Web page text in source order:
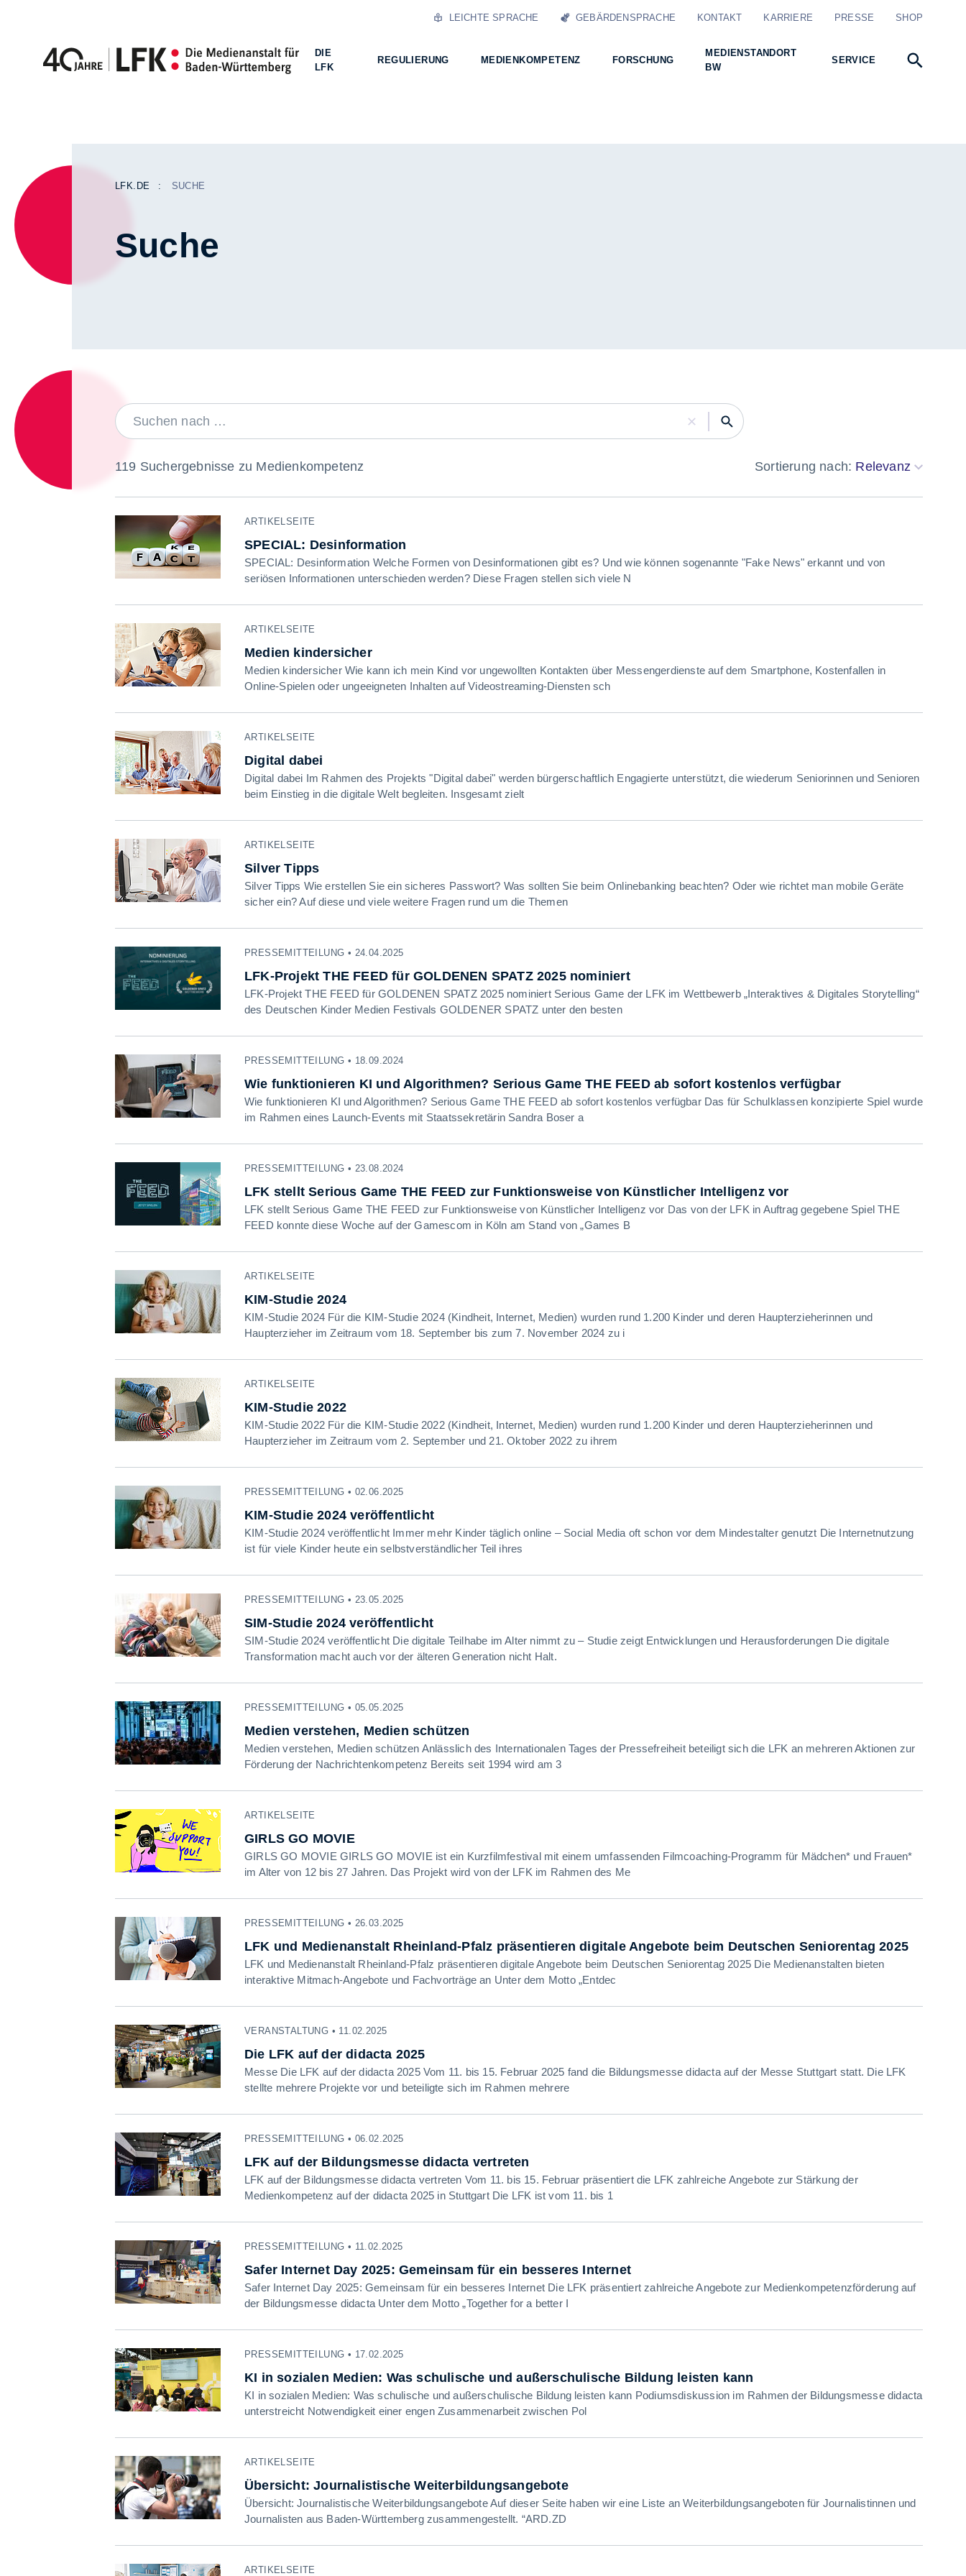
DIE
LFK
REGULIERUNG MEDIENKOMPETENZ FORSCHUNG
MEDIENSTANDORT
BW
SERVICE
LEICHTE SPRACHE GEBÄRDENSPRACHE KONTAKT KARRIERE PRESSE SHOP
LFK.DE SUCHE
Suche
LABEL
119 Suchergebnisse zu Medienkompetenz Sortierung nach: Relevanz
ARTIKELSEITE
SPECIAL: Desinformation
SPECIAL: Desinformation Welche Formen von Desinformationen gibt es? Und wie können sogenannte "Fake News" erkannt und von
seriösen Informationen unterschieden werden? Diese Fragen stellen sich viele N
ARTIKELSEITE
Medien kindersicher
Medien kindersicher Wie kann ich mein Kind vor ungewollten Kontakten über Messengerdienste auf dem Smartphone, Kostenfallen in
Online-Spielen oder ungeeigneten Inhalten auf Videostreaming-Diensten sch
ARTIKELSEITE
Digital dabei
Digital dabei Im Rahmen des Projekts "Digital dabei" werden bürgerschaftlich Engagierte unterstützt, die wiederum Seniorinnen und Senioren
beim Einstieg in die digitale Welt begleiten. Insgesamt zielt
ARTIKELSEITE
Silver Tipps
Silver Tipps Wie erstellen Sie ein sicheres Passwort? Was sollten Sie beim Onlinebanking beachten? Oder wie richtet man mobile Geräte
sicher ein? Auf diese und viele weitere Fragen rund um die Themen
PRESSEMITTEILUNG • 24.04.2025
LFK-Projekt THE FEED für GOLDENEN SPATZ 2025 nominiert
LFK-Projekt THE FEED für GOLDENEN SPATZ 2025 nominiert Serious Game der LFK im Wettbewerb „Interaktives & Digitales Storytelling“
des Deutschen Kinder Medien Festivals GOLDENER SPATZ unter den besten
PRESSEMITTEILUNG • 18.09.2024
Wie funktionieren KI und Algorithmen? Serious Game THE FEED ab sofort kostenlos verfügbar
Wie funktionieren KI und Algorithmen? Serious Game THE FEED ab sofort kostenlos verfügbar Das für Schulklassen konzipierte Spiel wurde
im Rahmen eines Launch-Events mit Staatssekretärin Sandra Boser a
PRESSEMITTEILUNG • 23.08.2024
LFK stellt Serious Game THE FEED zur Funktionsweise von Künstlicher Intelligenz vor
LFK stellt Serious Game THE FEED zur Funktionsweise von Künstlicher Intelligenz vor Das von der LFK in Auftrag gegebene Spiel THE
FEED konnte diese Woche auf der Gamescom in Köln am Stand von „Games B
ARTIKELSEITE
KIM-Studie 2024
KIM-Studie 2024 Für die KIM-Studie 2024 (Kindheit, Internet, Medien) wurden rund 1.200 Kinder und deren Haupterzieherinnen und
Haupterzieher im Zeitraum vom 18. September bis zum 7. November 2024 zu i
ARTIKELSEITE
KIM-Studie 2022
KIM-Studie 2022 Für die KIM-Studie 2022 (Kindheit, Internet, Medien) wurden rund 1.200 Kinder und deren Haupterzieherinnen und
Haupterzieher im Zeitraum vom 2. September und 21. Oktober 2022 zu ihrem
PRESSEMITTEILUNG • 02.06.2025
KIM-Studie 2024 veröffentlicht
KIM-Studie 2024 veröffentlicht Immer mehr Kinder täglich online – Social Media oft schon vor dem Mindestalter genutzt Die Internetnutzung
ist für viele Kinder heute ein selbstverständlicher Teil ihres
PRESSEMITTEILUNG • 23.05.2025
SIM-Studie 2024 veröffentlicht
SIM-Studie 2024 veröffentlicht Die digitale Teilhabe im Alter nimmt zu – Studie zeigt Entwicklungen und Herausforderungen Die digitale
Transformation macht auch vor der älteren Generation nicht Halt.
PRESSEMITTEILUNG • 05.05.2025
Medien verstehen, Medien schützen
Medien verstehen, Medien schützen Anlässlich des Internationalen Tages der Pressefreiheit beteiligt sich die LFK an mehreren Aktionen zur
Förderung der Nachrichtenkompetenz Bereits seit 1994 wird am 3
ARTIKELSEITE
GIRLS GO MOVIE
GIRLS GO MOVIE GIRLS GO MOVIE ist ein Kurzfilmfestival mit einem umfassenden Filmcoaching-Programm für Mädchen* und Frauen*
im Alter von 12 bis 27 Jahren. Das Projekt wird von der LFK im Rahmen des Me
PRESSEMITTEILUNG • 26.03.2025
LFK und Medienanstalt Rheinland-Pfalz präsentieren digitale Angebote beim Deutschen Seniorentag 2025
LFK und Medienanstalt Rheinland-Pfalz präsentieren digitale Angebote beim Deutschen Seniorentag 2025 Die Medienanstalten bieten
interaktive Mitmach-Angebote und Fachvorträge an Unter dem Motto „Entdec
VERANSTALTUNG • 11.02.2025
Die LFK auf der didacta 2025
Messe Die LFK auf der didacta 2025 Vom 11. bis 15. Februar 2025 fand die Bildungsmesse didacta auf der Messe Stuttgart statt. Die LFK
stellte mehrere Projekte vor und beteiligte sich im Rahmen mehrere
PRESSEMITTEILUNG • 06.02.2025
LFK auf der Bildungsmesse didacta vertreten
LFK auf der Bildungsmesse didacta vertreten Vom 11. bis 15. Februar präsentiert die LFK zahlreiche Angebote zur Stärkung der
Medienkompetenz auf der didacta 2025 in Stuttgart Die LFK ist vom 11. bis 1
PRESSEMITTEILUNG • 11.02.2025
Safer Internet Day 2025: Gemeinsam für ein besseres Internet
Safer Internet Day 2025: Gemeinsam für ein besseres Internet Die LFK präsentiert zahlreiche Angebote zur Medienkompetenzförderung auf
der Bildungsmesse didacta Unter dem Motto „Together for a better I
PRESSEMITTEILUNG • 17.02.2025
KI in sozialen Medien: Was schulische und außerschulische Bildung leisten kann
KI in sozialen Medien: Was schulische und außerschulische Bildung leisten kann Podiumsdiskussion im Rahmen der Bildungsmesse didacta
unterstreicht Notwendigkeit einer engen Zusammenarbeit zwischen Pol
ARTIKELSEITE
Übersicht: Journalistische Weiterbildungsangebote
Übersicht: Journalistische Weiterbildungs­angebote Auf dieser Seite haben wir eine Liste an Weiterbildungsangeboten für Journalistinnen und
Journalisten aus Baden-Württemberg zusammengestellt. “ARD.ZD
ARTIKELSEITE